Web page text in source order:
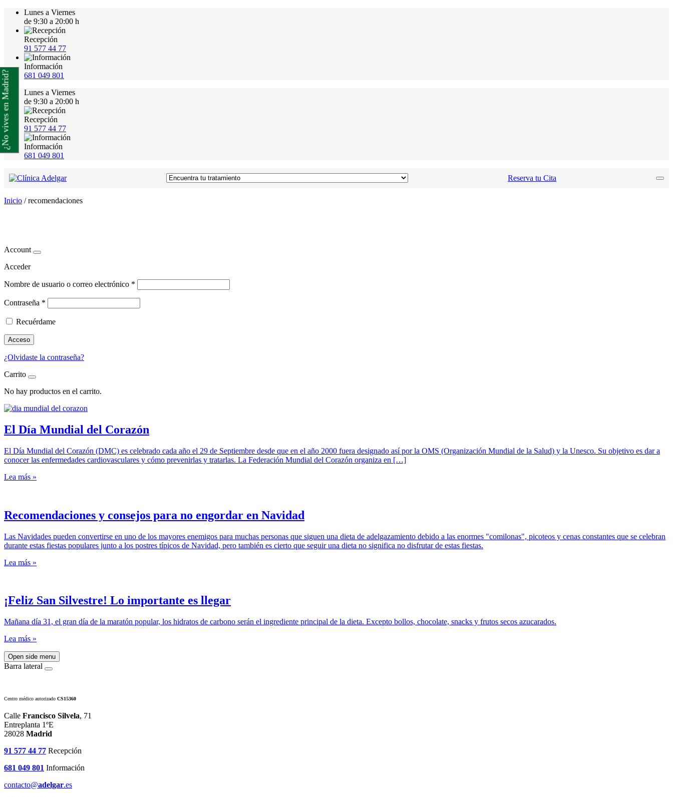
Lunes a Viernes
de 9:30 a 20:00 h
Recepción
91 577 44 77
Información
681 049 801
Lunes a Viernes
de 9:30 a 20:00 h
Recepción
91 577 44 77
Información
681 049 801
Reserva tu Cita
Inicio /recomendaciones
Account
Acceder
Nombre de usuario o correo electrónico *
Contraseña *
Recuérdame
Acceso
¿Olvidaste la contraseña?
Carrito
No hay productos en el carrito.
El Día Mundial del Corazón
El Día Mundial del Corazón (DMC) es celebrado cada año el 29 de Septiembre desde que en el año 2000 fuera designado así por la OMS (Organización Mundial de la Salud) y la Unesco. Su objetivo es dar a
conocer las enfermedades cardiovasculares y cómo prevenirlas y tratarlas. La Federación Mundial del Corazón organiza en […]
Lea más »
Recomendaciones y consejos para no engordar en Navidad
Las Navidades pueden convertirse en uno de los mayores enemigos para muchas personas que siguen una dieta de adelgazamiento debido a las enormes "comilonas", picoteos y cenas constantes que se celebran
durante estas fiestas populares junto a los postres típicos de Navidad, pero también es cierto que seguir una dieta no significa no disfrutar de estas fiestas.
Lea más »
¡Feliz San Silvestre! Lo importante es llegar
Mañana día 31, el gran día de la maratón popular, los hidratos de carbono serán el ingrediente principal de la dieta. Excepto bollos, chocolate, snacks y frutos secos azucarados.
Lea más »
Open side menu
Barra lateral
Centro médico autorizado CS15360
Calle Francisco Silvela, 71
Entreplanta 1ºE
28028 Madrid
91 577 44 77 Recepción
681 049 801 Información
contacto@adelgar.es
¿No vives en Madrid?